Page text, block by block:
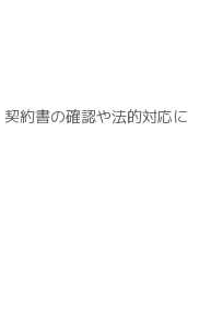
約書の確認や法的対応に